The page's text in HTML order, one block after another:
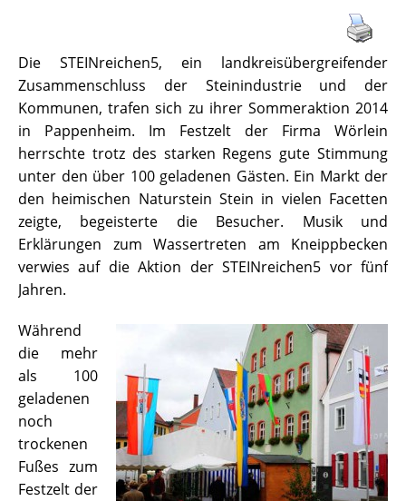
Die STEINreichen5, ein landkreisübergreifender
Zusammenschluss der Steinindustrie und der
Kommunen, trafen sich zu ihrer Sommeraktion 2014
in Pappenheim. Im Festzelt der Firma Wörlein
herrschte trotz des starken Regens gute Stimmung
unter den über 100 geladenen Gästen. Ein Markt der
den heimischen Naturstein Stein in vielen Facetten
zeigte, begeisterte die Besucher. Musik und
Erklärungen zum Wassertreten am Kneippbecken
verwies auf die Aktion der STEINreichen5 vor fünf
Jahren.
Während
die mehr
als 100
geladenen
noch
trockenen
Fußes zum
Festzelt der